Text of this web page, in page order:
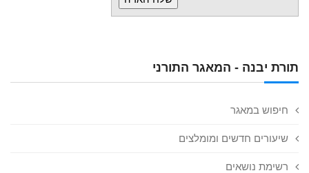
תורת יבנה - המאגר התורני
חיפוש במאגר
שיעורים חדשים ומומלצים
רשימת נושאים